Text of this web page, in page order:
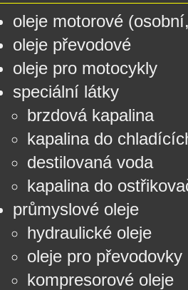
oleje motorové
oleje převodové
oleje pro motocykly
speciální látky
brzdová kapalina
kapalina do
destilovaná voda
kapalina do
průmyslové oleje
hydraulické oleje
oleje pro převodovky
kompresorové oleje